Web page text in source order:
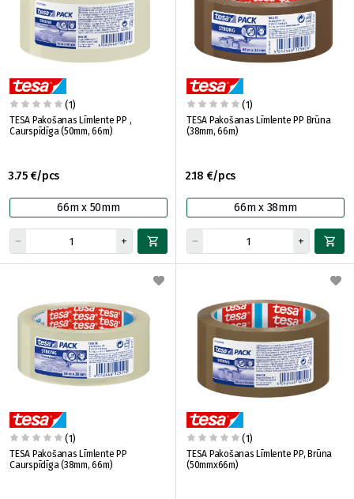
(1)
TESA Pakošanas Līmlente PP ,
Caurspīdīga (50mm, 66m)
3.75 €/pcs
66m x 50mm
(1)
TESA Pakošanas Līmlente PP Brūna
(38mm, 66m)
2.18 €/pcs
66m x 38mm
(1)
TESA Pakošanas Līmlente PP
Caurspīdīga (38mm, 66m)
(1)
TESA Pakošanas Līmlente PP, Brūna
(50mmx66m)